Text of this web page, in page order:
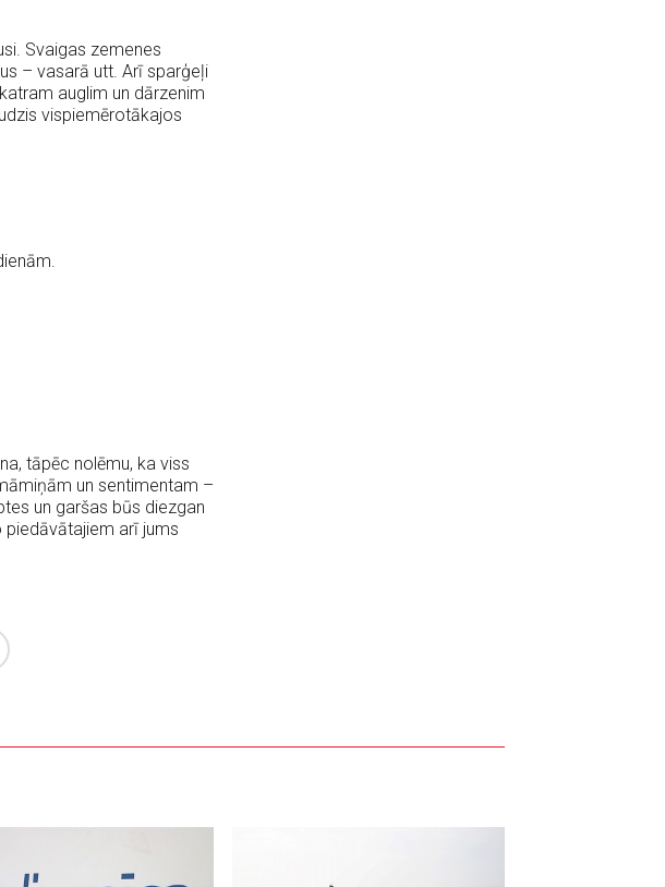
Svaigas zemenes
– vasarā utt. Arī sparģeļi
auglim un dārzenim
vispiemērotākajos
tāpēc nolēmu, ka viss
un sentimentam –
un garšas būs diezgan
piedāvātajiem arī jums
Nākošā